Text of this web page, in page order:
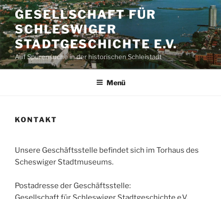
Zum
Inhalt
springen
GESELLSCHAFT FÜR
SCHLESWIGER
STADTGESCHICHTE E.V.
Auf Spurensuche in der historischen Schleistadt
Menü
KONTAKT
Unsere Geschäftsstelle befindet sich im Torhaus des
Scheswiger Stadtmuseums.
Postadresse der Geschäftsstelle: